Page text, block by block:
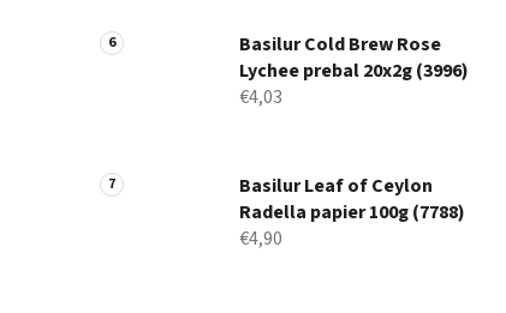
Basilur Cold Brew Rose
Lychee prebal 20x2g (3996)
€4,03
Basilur Leaf of Ceylon
Radella papier 100g (7788)
€4,90